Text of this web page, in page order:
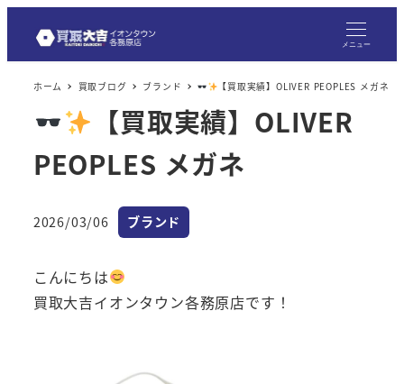
メニュー
ホーム 買取ブログ ブランド 【買取実績】OLIVER PEOPLES メガネ
【買取実績】OLIVER
PEOPLES メガネ
投稿日
2026/03/06 カテゴリー
ブランド
こんにちは
買取大吉イオンタウン各務原店です！